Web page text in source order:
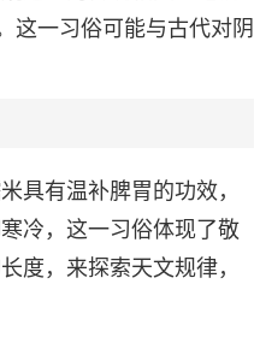
这一习俗可能与古代对阴
具有温补脾胃的功效，
冷，这一习俗体现了敬
度，来探索天文规律，